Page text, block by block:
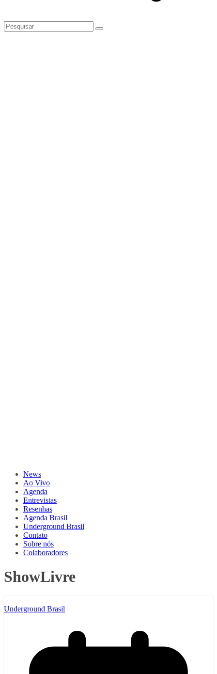
News
Ao Vivo
Agenda
Entrevistas
Resenhas
Agenda Brasil
Underground Brasil
Contato
Sobre nós
Colaboradores
ShowLivre
Underground Brasil